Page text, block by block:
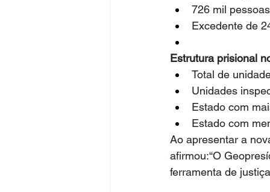
726 mil
Excedente de
Estrutura prisional
Total de
Unidades
Estado com
Estado com
Ao apresentar a
afirmou:“O
ferramenta de